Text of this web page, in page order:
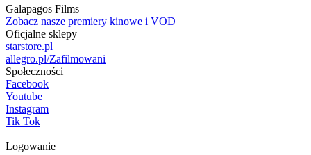
Galapagos Films
Zobacz nasze premiery kinowe i VOD
Oficjalne sklepy
starstore.pl
allegro.pl/Zafilmowani
Społeczności
Facebook
Youtube
Instagram
Tik Tok
Logowanie